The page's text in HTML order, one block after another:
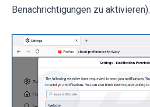
Benachrichtigungen zu aktivieren).